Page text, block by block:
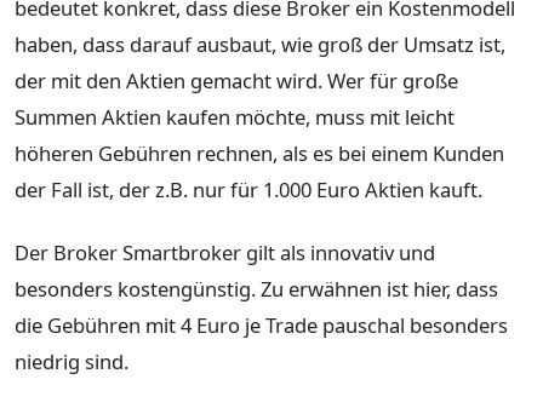
bedeutet konkret, dass diese Broker ein Kostenmodell
haben, dass darauf ausbaut, wie groß der Umsatz ist,
der mit den Aktien gemacht wird. Wer für große
Summen Aktien kaufen möchte, muss mit leicht
höheren Gebühren rechnen, als es bei einem Kunden
der Fall ist, der z.B. nur für 1.000 Euro Aktien kauft.
Der Broker Smartbroker gilt als innovativ und
besonders kostengünstig. Zu erwähnen ist hier, dass
die Gebühren mit 4 Euro je Trade pauschal besonders
niedrig sind.